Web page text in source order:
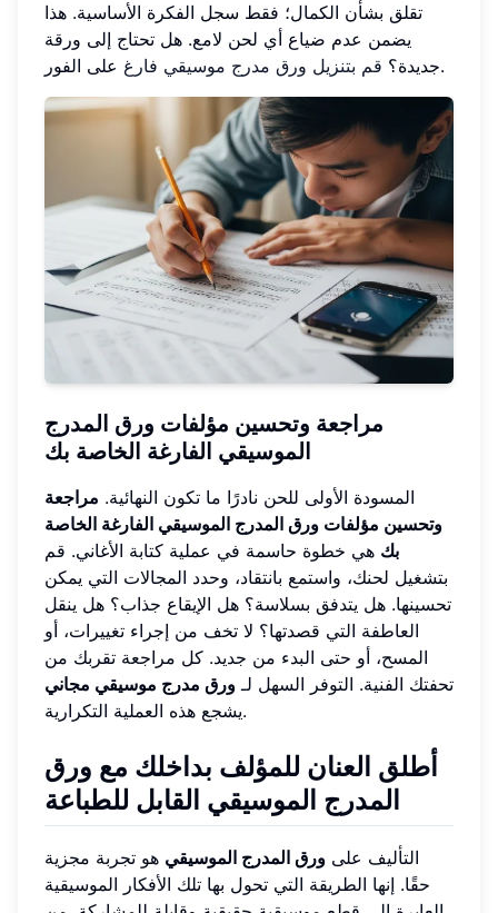
تقلق بشأن الكمال؛ فقط سجل الفكرة الأساسية. هذا
يضمن عدم ضياع أي لحن لامع. هل تحتاج إلى ورقة
جديدة؟ قم بتنزيل ورق مدرج موسيقي فارغ على الفور.
مراجعة وتحسين مؤلفات ورق المدرج
الموسيقي الفارغة الخاصة بك
المسودة الأولى للحن نادرًا ما تكون النهائية. مراجعة
وتحسين مؤلفات ورق المدرج الموسيقي الفارغة الخاصة
بك هي خطوة حاسمة في عملية كتابة الأغاني. قم
بتشغيل لحنك، واستمع بانتقاد، وحدد المجالات التي يمكن
تحسينها. هل يتدفق بسلاسة؟ هل الإيقاع جذاب؟ هل ينقل
العاطفة التي قصدتها؟ لا تخف من إجراء تغييرات، أو
المسح، أو حتى البدء من جديد. كل مراجعة تقربك من
تحفتك الفنية. التوفر السهل لـ ورق مدرج موسيقي مجاني
يشجع هذه العملية التكرارية.
أطلق العنان للمؤلف بداخلك مع ورق
المدرج الموسيقي القابل للطباعة
التأليف على ورق المدرج الموسيقي هو تجربة مجزية
حقًا. إنها الطريقة التي تحول بها تلك الأفكار الموسيقية